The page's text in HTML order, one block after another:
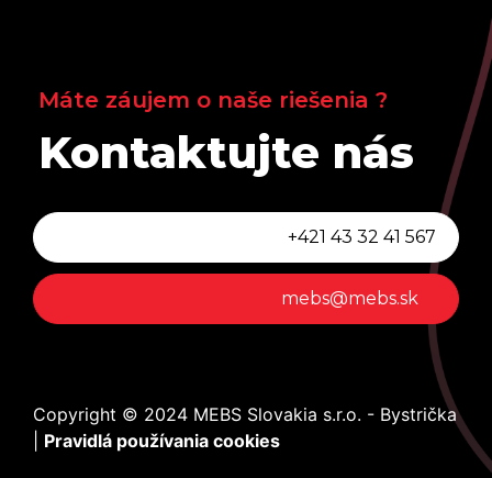
Máte záujem o naše riešenia ?
Kontaktujte nás
+421 43 32 41 567
mebs@mebs.sk
Copyright © 2024 MEBS Slovakia s.r.o. - Bystrička
Pravidlá používania cookies